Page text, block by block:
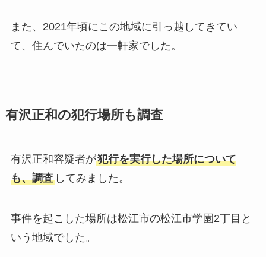
また、2021年頃にこの地域に引っ越してきてい
て、住んでいたのは一軒家でした。
有沢正和の犯行場所も調査
有沢正和容疑者が犯行を実行した場所について
も、調査してみました。
事件を起こした場所は松江市の松江市学園2丁目と
いう地域でした。